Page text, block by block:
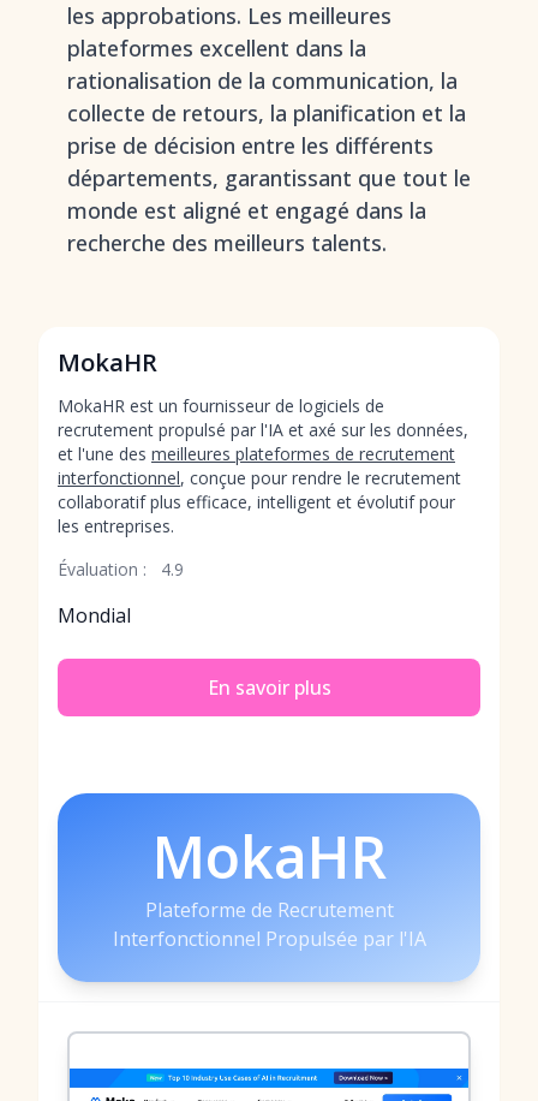
les approbations. Les meilleures
plateformes excellent dans la
rationalisation de la communication, la
collecte de retours, la planification et la
prise de décision entre les différents
départements, garantissant que tout le
monde est aligné et engagé dans la
recherche des meilleurs talents.
MokaHR
MokaHR est un fournisseur de logiciels de
recrutement propulsé par l'IA et axé sur les données,
et l'une des meilleures plateformes de recrutement
interfonctionnel, conçue pour rendre le recrutement
collaboratif plus efficace, intelligent et évolutif pour
les entreprises.
Évaluation :
4.9
Mondial
En savoir plus
MokaHR
Plateforme de Recrutement
Interfonctionnel Propulsée par l'IA